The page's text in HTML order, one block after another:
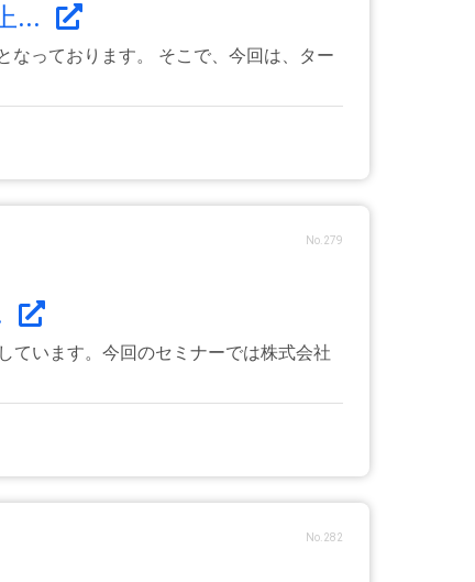
...
なっております。 そこで、今回は、ター
No.279
ています。今回のセミナーでは株式会社
No.282